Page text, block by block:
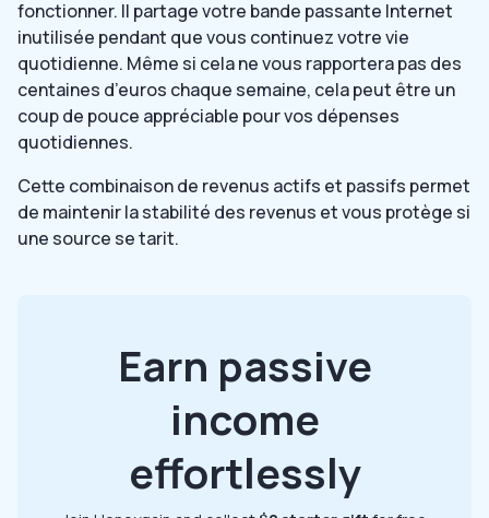
fonctionner. Il partage votre bande passante Internet
inutilisée pendant que vous continuez votre vie
quotidienne. Même si cela ne vous rapportera pas des
centaines d’euros chaque semaine, cela peut être un
coup de pouce appréciable pour vos dépenses
quotidiennes.
Cette combinaison de revenus actifs et passifs permet
de maintenir la stabilité des revenus et vous protège si
une source se tarit.
Earn passive
income
effortlessly